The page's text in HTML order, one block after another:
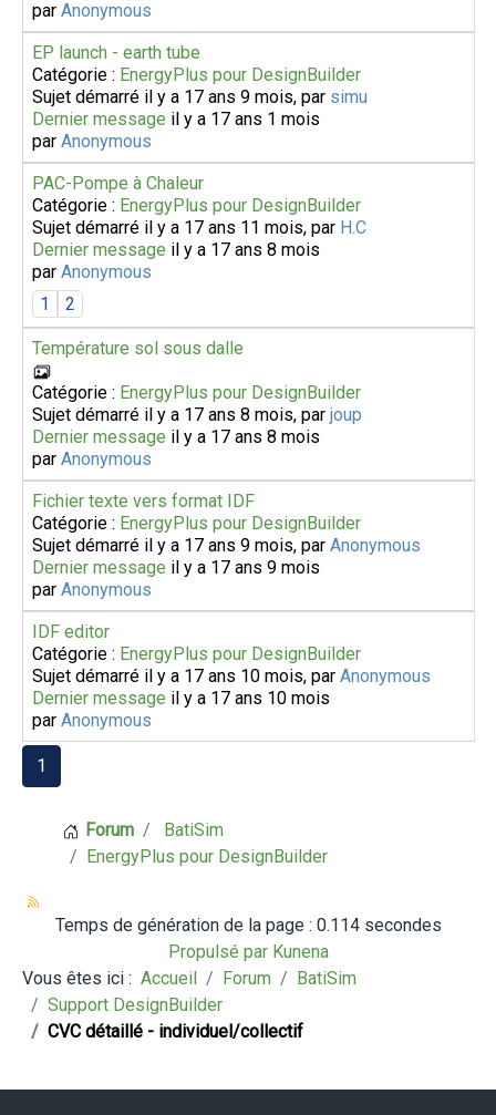
par Anonymous
EP launch - earth tube
Catégorie : EnergyPlus pour DesignBuilder
Sujet démarré il y a 17 ans 9 mois, par simu
Dernier message il y a 17 ans 1 mois
par Anonymous
PAC-Pompe à Chaleur
Catégorie : EnergyPlus pour DesignBuilder
Sujet démarré il y a 17 ans 11 mois, par H.C
Dernier message il y a 17 ans 8 mois
par Anonymous
1
2
Température sol sous dalle
Catégorie : EnergyPlus pour DesignBuilder
Sujet démarré il y a 17 ans 8 mois, par joup
Dernier message il y a 17 ans 8 mois
par Anonymous
Fichier texte vers format IDF
Catégorie : EnergyPlus pour DesignBuilder
Sujet démarré il y a 17 ans 9 mois, par Anonymous
Dernier message il y a 17 ans 9 mois
par Anonymous
IDF editor
Catégorie : EnergyPlus pour DesignBuilder
Sujet démarré il y a 17 ans 10 mois, par Anonymous
Dernier message il y a 17 ans 10 mois
par Anonymous
1
Forum
BatiSim
EnergyPlus pour DesignBuilder
Temps de génération de la page : 0.114 secondes
Propulsé par Kunena
Vous êtes ici : Accueil Forum
BatiSim
Support DesignBuilder
CVC détaillé - individuel/collectif